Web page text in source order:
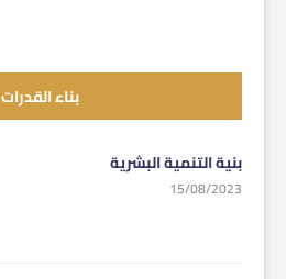
بناء القدرات
بنية التنمية البشرية
15/08/2023